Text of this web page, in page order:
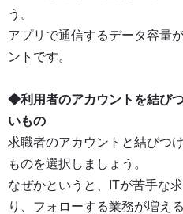
う。
アプリで通信するデータ容量
ントです。
◆利用者のアカウントを結び
いもの
求職者のアカウントと結びつ
ものを選択しましょう。
なぜかというと、ITが苦手な
り、フォローする業務が増え